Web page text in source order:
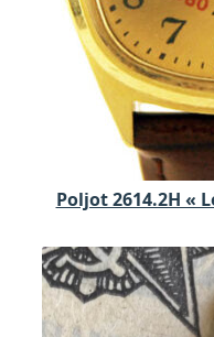
Poljot 2614.2H «